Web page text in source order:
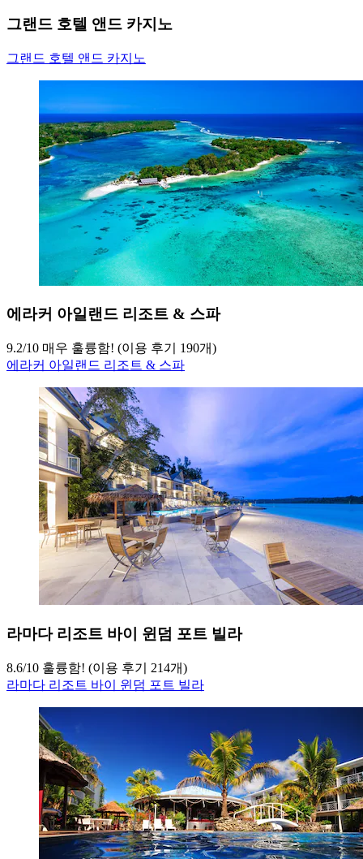
그랜드 호텔 앤드 카지노
그랜드 호텔 앤드 카지노
에라커 아일랜드 리조트 & 스파
9.2/10 매우 훌륭함! (이용 후기 190개)
에라커 아일랜드 리조트 & 스파
라마다 리조트 바이 윈덤 포트 빌라
8.6/10 훌륭함! (이용 후기 214개)
라마다 리조트 바이 윈덤 포트 빌라